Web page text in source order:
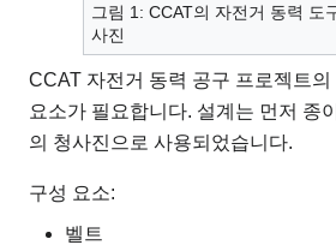
그림 1: CCAT의 자전거 동력 도
사진
CCAT 자전거 동력 공구 프로젝트
요소가 필요합니다. 설계는 먼저 종
의 청사진으로 사용되었습니다.
구성 요소:
벨트